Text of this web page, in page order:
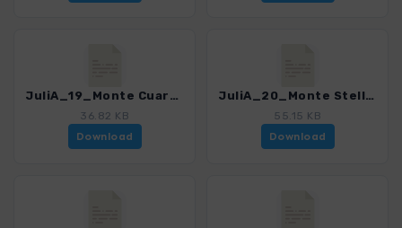
JuliA_19_Monte Cuarnan_0366_2.gpx
36.82 KB
Download
JuliA_20_Monte Stella_0366_2.gpx
55.15 KB
Download